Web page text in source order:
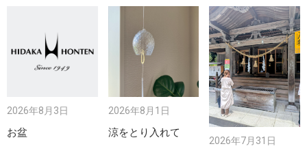
2026年8月3日
お盆
2026年8月1日
涼をとり入れて
2026年7月31日